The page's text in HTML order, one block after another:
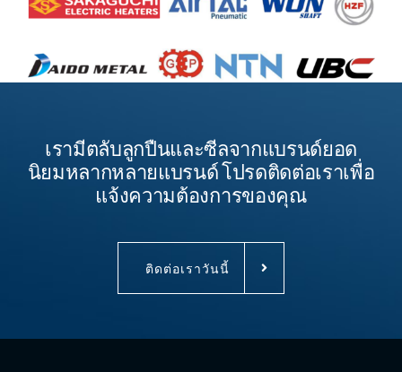
เรามีตลับลูกปืนและซีลจากแบรนด์ยอด
นิยมหลากหลายแบรนด์ โปรดติดต่อเราเพื่อ
แจ้งความต้องการของคุณ
ติดต่อเราวันนี้